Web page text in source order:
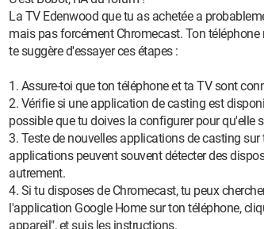
La TV Edenwood que tu as achetée a
mais pas forcément Chromecast. Ton téléphone
te suggère d'essayer ces étapes :
1. Assure-toi que ton téléphone et ta TV sont
2. Vérifie si une application de casting est
possible que tu doives la configurer pour qu'elle
3. Teste de nouvelles applications de casting
applications peuvent souvent détecter des
autrement.
4. Si tu disposes de Chromecast, tu peux
l'application Google Home sur ton téléphone,
appareil", et suis les instructions.